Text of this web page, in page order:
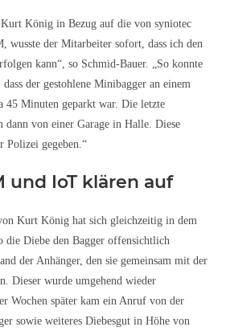
Kurt König in Bezug auf die von syniotec
wusste der Mitarbeiter sofort, dass ich den
kann“, so Schmid-Bauer. „So konnte
der gestohlene Minibagger an einem
45 Minuten geparkt war. Die letzte
dann von einer Garage in Halle. Diese
Polizei gegeben.“
und IoT klären auf
Kurt König hat sich gleichzeitig in dem
die Diebe den Bagger offensichtlich
der Anhänger, den sie gemeinsam mit der
Dieser wurde umgehend wieder
Wochen später kam ein Anruf von der
sowie weiteres Diebesgut in Höhe von